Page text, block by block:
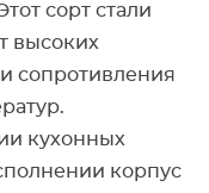
сорт стали
высоких
сопротивления
кухонных
корпус